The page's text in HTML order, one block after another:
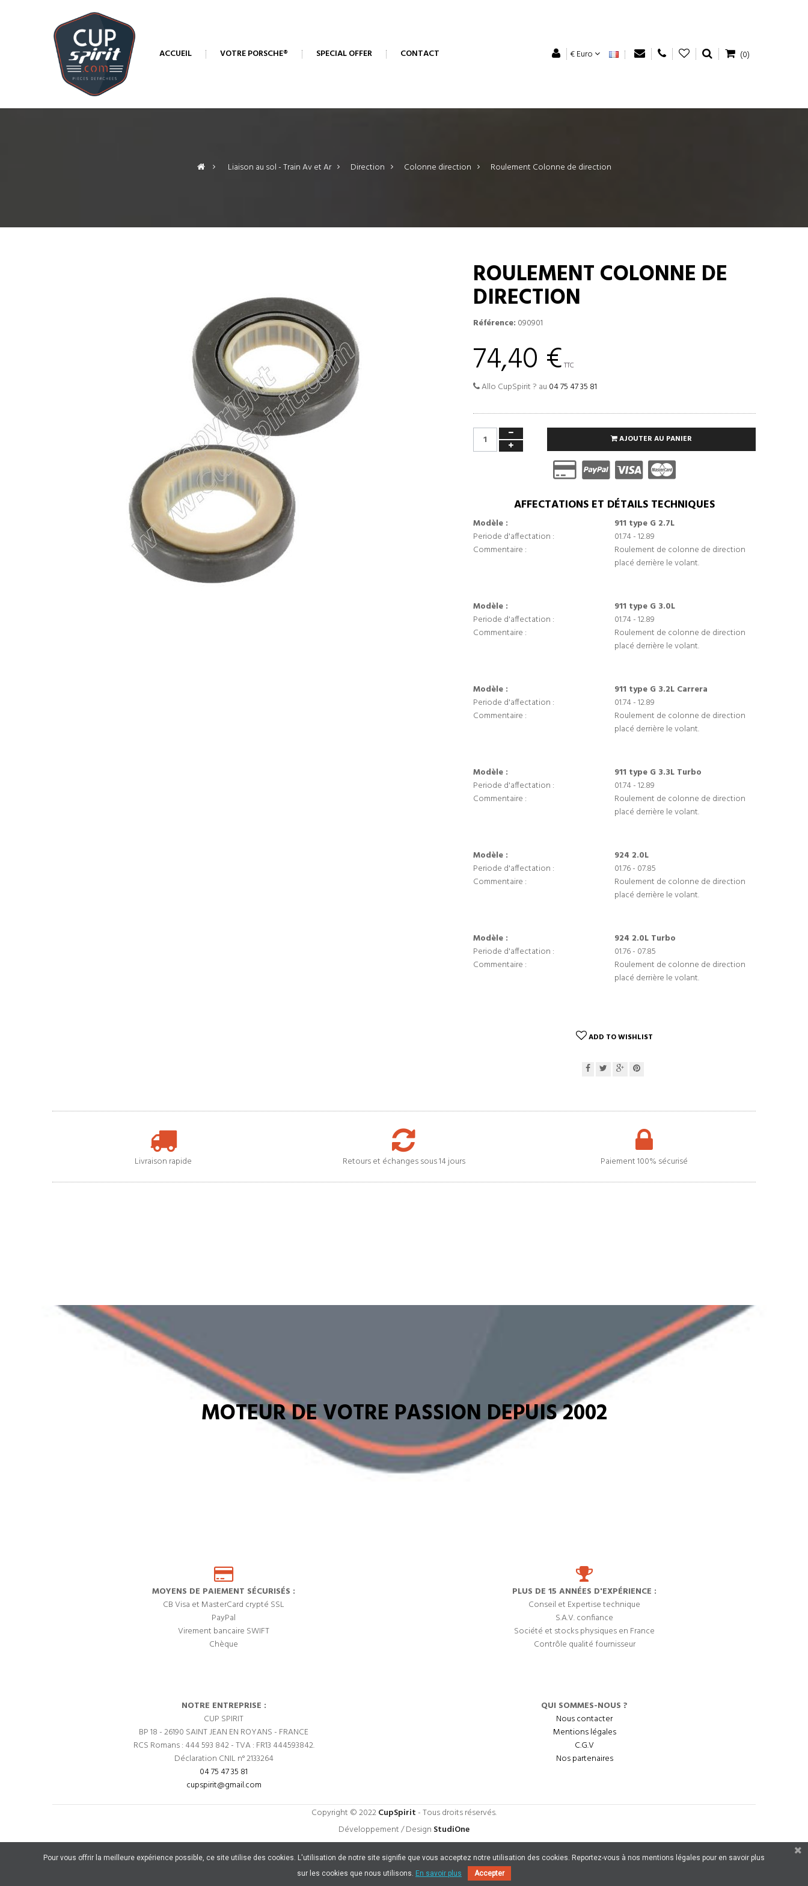
ACCUEIL VOTRE PORSCHE® SPECIAL OFFER CONTACT € Euro (0)
> Liaison au sol - Train Av et Ar > Direction > Colonne direction > Roulement Colonne de direction
ROULEMENT COLONNE DE
DIRECTION
Référence: 090901
74,40 € TTC
Allo CupSpirit ? au 04 75 47 35 81
AJOUTER AU PANIER
AFFECTATIONS ET DÉTAILS TECHNIQUES
Modèle :
911 type G 2.7L
Periode d'affectation :
01.74 - 12.89
Commentaire :
Roulement de colonne de direction
placé derrière le volant.
Modèle :
911 type G 3.0L
Periode d'affectation :
01.74 - 12.89
Commentaire :
Roulement de colonne de direction
placé derrière le volant.
Modèle :
911 type G 3.2L Carrera
Periode d'affectation :
01.74 - 12.89
Commentaire :
Roulement de colonne de direction
placé derrière le volant.
Modèle :
911 type G 3.3L Turbo
Periode d'affectation :
01.74 - 12.89
Commentaire :
Roulement de colonne de direction
placé derrière le volant.
Modèle :
924 2.0L
Periode d'affectation :
01.76 - 07.85
Commentaire :
Roulement de colonne de direction
placé derrière le volant.
Modèle :
924 2.0L Turbo
Periode d'affectation :
01.76 - 07.85
Commentaire :
Roulement de colonne de direction
placé derrière le volant.
ADD TO WISHLIST
Livraison rapide Retours et échanges sous 14 jours Paiement 100% sécurisé
MOTEUR DE VOTRE PASSION DEPUIS 2002
MOYENS DE PAIEMENT SÉCURISÉS :
CB Visa et MasterCard crypté SSL
PayPal
Virement bancaire SWIFT
Chèque
PLUS DE 15 ANNÉES D'EXPÉRIENCE :
Conseil et Expertise technique
S.A.V. confiance
Société et stocks physiques en France
Contrôle qualité fournisseur
NOTRE ENTREPRISE :
CUP SPIRIT
BP 18 - 26190 SAINT JEAN EN ROYANS - FRANCE
RCS Romans : 444 593 842 - TVA : FR13 444593842.
Déclaration CNIL n° 2133264
04 75 47 35 81
cupspirit@gmail.com
QUI SOMMES-NOUS ?
Nous contacter
Mentions légales
C.G.V
Nos partenaires
Copyright © 2022CupSpirit - Tous droits réservés.
Développement / Design StudiOne
Pour vous offrir la meilleure expérience possible, ce site utilise des cookies. L'utilisation de notre site signifie que vous acceptez notre utilisation des cookies. Reportez-vous à nos mentions légales pour en savoir plus
sur les cookies que nous utilisons. En savoir plus Accepter